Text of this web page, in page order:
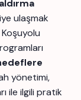
ulaşmak
yönetimi,
ile ilgili pratik